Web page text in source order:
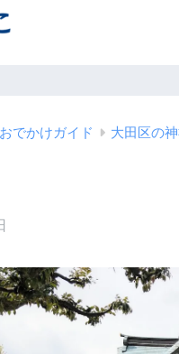
でかけガイド 大田区の